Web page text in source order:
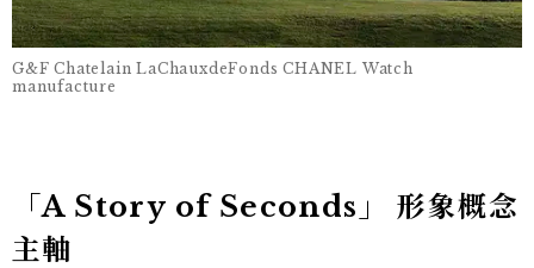
G&F Chatelain LaChauxdeFonds CHANEL Watch
manufacture
「A Story of Seconds」 形象概念
主軸